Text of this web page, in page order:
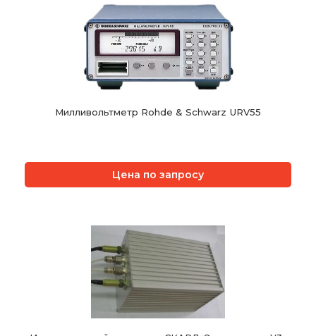
Милливольтметр Rohde & Schwarz URV55
Цена по запросу